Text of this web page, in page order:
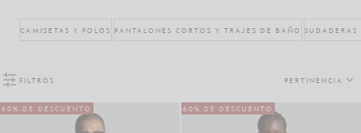
CAMISETAS Y POLOS PANTALONES CORTOS Y TRAJES DE BAÑO
FILTROS PERTINENCIA
60% DE DESCUENTO 60% DE DESCUENTO